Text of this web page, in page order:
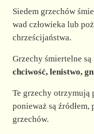
Siedem grzechów
wad człowieka lub
chrześcijaństwa.
Grzechy śmiertelne są
chciwość, lenistwo,
Te grzechy otrzymują
ponieważ są
grzechów.